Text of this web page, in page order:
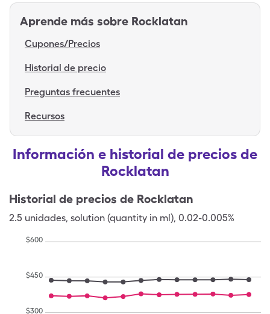
Aprende más sobre Rocklatan
Cupones/Precios
Historial de precio
Preguntas frecuentes
Recursos
Información e historial de precios de
Rocklatan
Historial de precios de Rocklatan
2.5 unidades, solution (quantity in ml), 0.02-0.005%
$300
$450
$600